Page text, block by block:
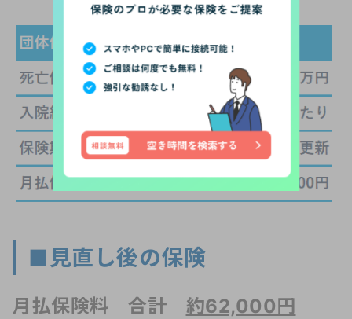
■見直し後の保険
月払保険料 合計 約62,000円